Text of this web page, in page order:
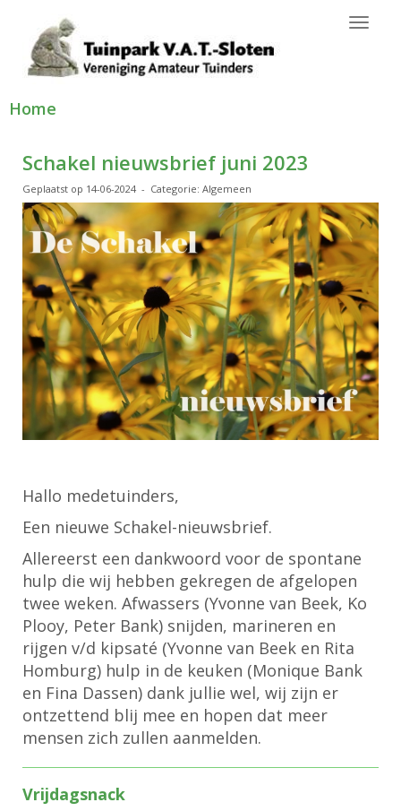
Home
Schakel nieuwsbrief juni 2023
Geplaatst op 14-06-2024 - Categorie: Algemeen
Hallo medetuinders,
Een nieuwe Schakel-nieuwsbrief.
Allereerst een dankwoord voor de spontane
hulp die wij hebben gekregen de afgelopen
twee weken. Afwassers (Yvonne van Beek, Ko
Plooy, Peter Bank) snijden, marineren en
rijgen v/d kipsaté (Yvonne van Beek en Rita
Homburg) hulp in de keuken (Monique Bank
en Fina Dassen) dank jullie wel, wij zijn er
ontzettend blij mee en hopen dat meer
mensen zich zullen aanmelden.
Vrijdagsnack